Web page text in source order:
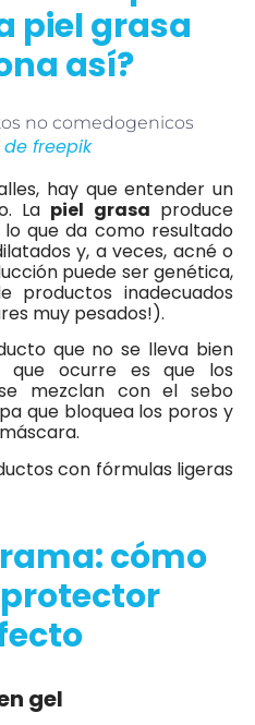
piel grasa
así?
freepik
hay que entender un
La piel grasa produce
que da como resultado
y, a veces, acné o
puede ser genética,
productos inadecuados
muy pesados!).
que no se lleva bien
que ocurre es que los
mezclan con el sebo
que bloquea los poros y
con fórmulas ligeras
cómo
gel